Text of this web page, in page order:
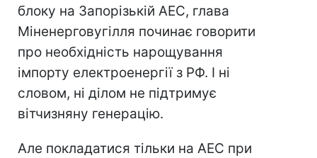
блоку на Запорізькій АЕС, глава
Міненерговугілля починає говорити
про необхідність нарощування
імпорту електроенергії з РФ. І ні
словом, ні ділом не підтримує
вітчизняну генерацію.
Але покладатися тільки на АЕС при